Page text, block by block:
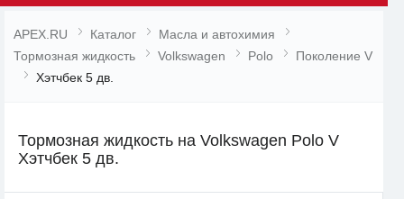
APEX.RU Каталог
Масла и автохимия
Тормозная жидкость
Volkswagen Polo
Поколение V
Хэтчбек 5 дв.
Тормозная жидкость на Volkswagen Polo V
Хэтчбек 5 дв.